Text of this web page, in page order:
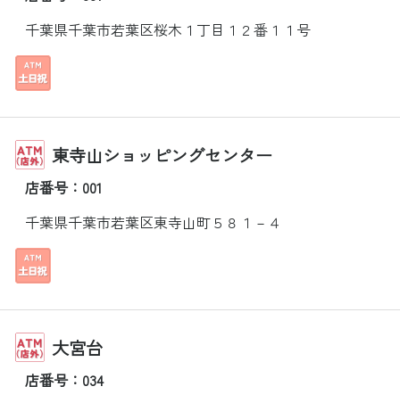
千葉県千葉市若葉区桜木１丁目１２番１１号
東寺山ショッピングセンター
店番号：001
千葉県千葉市若葉区東寺山町５８１－４
大宮台
店番号：034